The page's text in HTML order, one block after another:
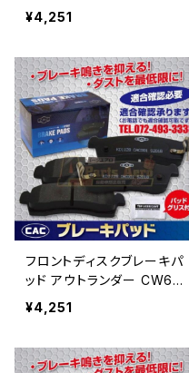
用 ミツビシ ブレーキパッ
ド左右 （ＣＡＣ）/専用グリ
¥4,251
フロントディスクブレーキパ
ッド アウトランダー CW6W
用 ミツビシ ブレーキパッ
ド左右 （ＣＡＣ）/専用グリ
¥4,251